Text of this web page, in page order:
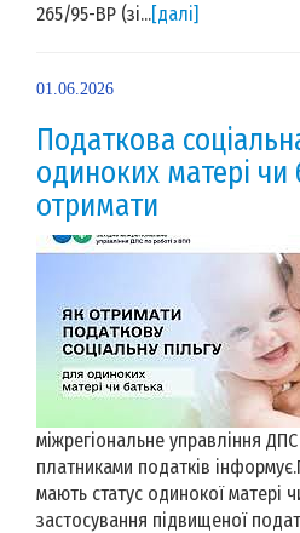
265/95-ВР (зі...[далі]
01.06.2026
Податкова
одиноких матері чи
отримати
міжрегіональне управління
платниками податків
мають статус одинокої матері
застосування підвищеної